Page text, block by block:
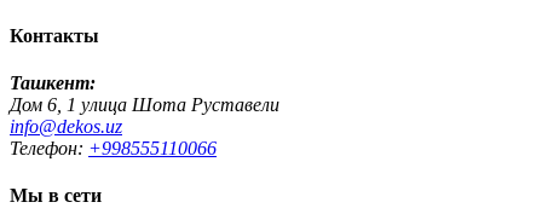
Контакты
Ташкент:
Дом 6, 1 улица Шота Руставели
info@dekos.uz
Телефон: +998555110066
Мы в сети